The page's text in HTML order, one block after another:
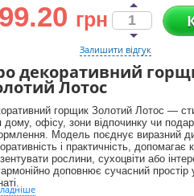
грн
Залишити відгук
декоративний
Лотос
горщик Золотий Лотос —
дому, офісу, зони відпочинку чи
Модель поєднує виразний
і практичність, допомагає
рослини, сухоцвіти або
доповнює сучасний простір